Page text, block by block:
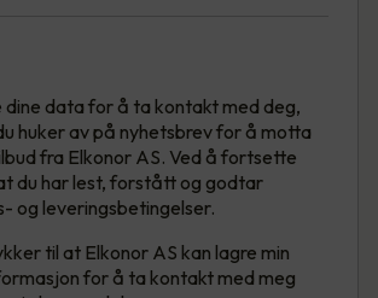
dine data for å ta kontakt med deg,
huker av på nyhetsbrev for å motta
fra Elkonor AS. Ved å fortsette
du har lest, forstått og godtar
og leveringsbetingelser.
til at Elkonor AS kan lagre min
for å ta kontakt med meg